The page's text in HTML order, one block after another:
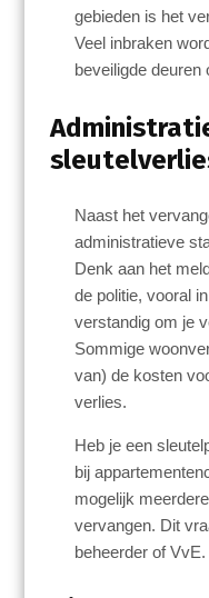
gebieden is het
Veel inbraken
beveiligde deuren
Naast het
administratieve
Denk aan het
de politie, vooral
verstandig om je
Sommige
van) de kosten
verlies.
Heb je een
bij
mogelijk
vervangen. Dit
beheerder of VvE.